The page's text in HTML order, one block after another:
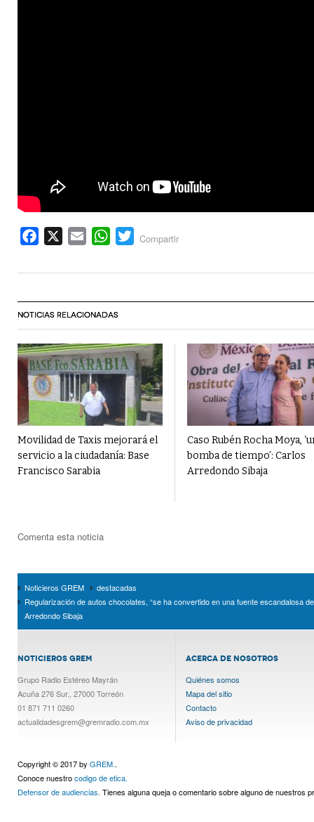
Facebook Email WhatsApp
Twitter
Compartir
NOTICIAS RELACIONADAS
Movilidad de Taxis mejorará el
servicio a la ciudadanía: Base
Francisco Sarabia
Caso Rubén Rocha Moya,
bomba de tiempo’: Carlos
Arredondo Sibaja
Comenta esta noticia
Noticieros GREM
destacadas
Regularización de autos chocolates, “se ha convertido en una fuente escandalosa
Arredondo Sibaja
NOTICIEROS GREM
Grupo Radio Estéreo Mayrán
Acuña 276 Sur., 27000 Torreón
01 871 711 0260
actualidadesgrem@gremradio.com.mx
ACERCA DE NOSOTROS
Quiénes somos
Mapa del sitio
Contacto
Aviso de privacidad
Copyright © 2017 by GREM..
Conoce nuestrocodigo de etica.
Defensor de audiencias. Tienes alguna queja o comentario sobre alguno de nuestros